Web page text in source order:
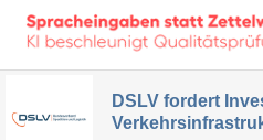
DSLV fordert